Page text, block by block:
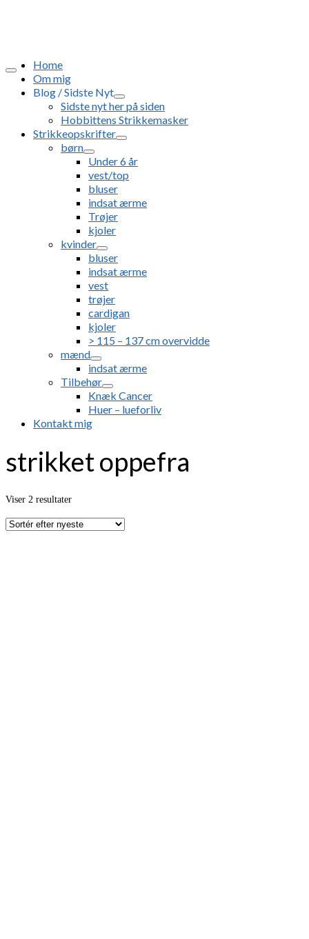
Home
Om mig
Blog / Sidste Nyt
Sidste nyt her på siden
Hobbittens Strikkemasker
Strikkeopskrifter
børn
Under 6 år
vest/top
bluser
indsat ærme
Trøjer
kjoler
kvinder
bluser
indsat ærme
vest
trøjer
cardigan
kjoler
> 115 – 137 cm overvidde
mænd
indsat ærme
Tilbehør
Knæk Cancer
Huer – lueforliv
Kontakt mig
strikket oppefra
Viser 2 resultaterSorteret
seneste